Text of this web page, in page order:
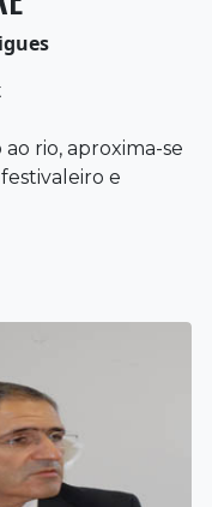
rio, aproxima-se
e